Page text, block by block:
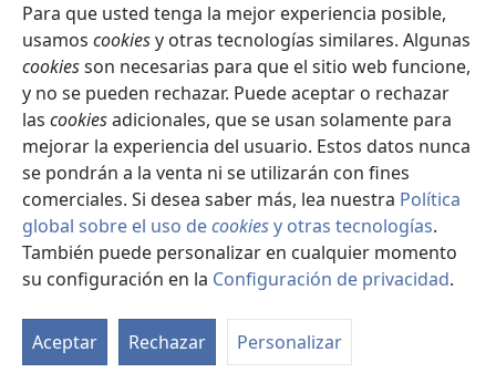
Para que usted tenga la mejor experiencia posible,
usamos cookiesy otras tecnologías similares. Algunas
cookiesson necesarias para que el sitio web funcione,
y no se pueden rechazar. Puede aceptar o rechazar
las cookiesadicionales, que se usan solamente para
mejorar la experiencia del usuario. Estos datos nunca
se pondrán a la venta ni se utilizarán con fines
comerciales. Si desea saber más, lea nuestra Política
global sobre el uso decookiesy otras tecnologías.
También puede personalizar en cualquier momento
su configuración en la Configuración de privacidad.
Aceptar Rechazar Personalizar
una
nueva
ventana)
JW Hub
(abre
una
nueva
ventana)
JW Library®
Watchtower Library
Copyright© 2026 Watch Tower Bible and Tract Society of Pennsylvania.
IMAYNA SERVICHIKUNAPAQ|WAQAYCHASQA KANANPAQ|
CONFIGURACIÓN DE PRIVACIDAD